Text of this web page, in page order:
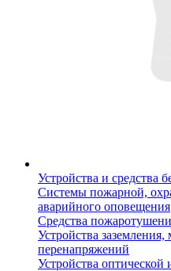
Устройства и средства
Системы пожарной,
аварийного оповещения
Средства
Устройства
перенапряжений
Устройства оптической